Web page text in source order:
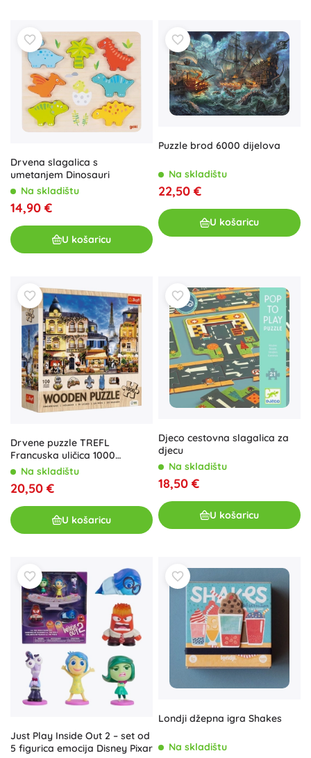
Drvena slagalica s
umetanjem Dinosauri
Na skladištu
14,90 €
U košaricu
Puzzle brod 6000 dijelova
Na skladištu
22,50 €
U košaricu
Drvene puzzle TREFL
Francuska uličica 1000
dijelova
Na skladištu
20,50 €
U košaricu
Djeco cestovna slagalica za
djecu
Na skladištu
18,50 €
U košaricu
Just Play Inside Out 2 – set od
5 figurica emocija Disney Pixar
Londji džepna igra Shakes
Na skladištu